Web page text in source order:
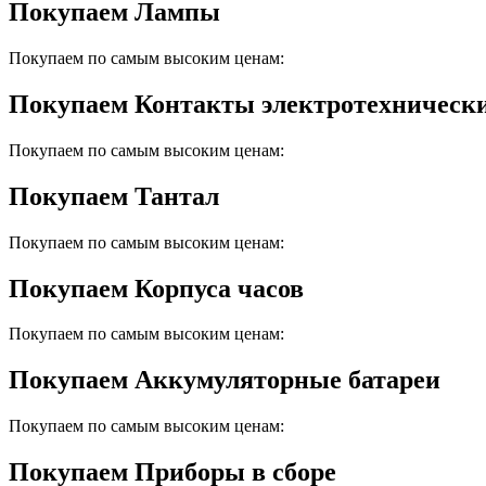
Покупаем Лампы
Покупаем по самым высоким ценам:
Покупаем Контакты
Покупаем по самым высоким ценам:
Покупаем Тантал
Покупаем по самым высоким ценам:
Покупаем Корпуса часов
Покупаем по самым высоким ценам:
Покупаем Аккумуляторные батареи
Покупаем по самым высоким ценам:
Покупаем Приборы в сборе